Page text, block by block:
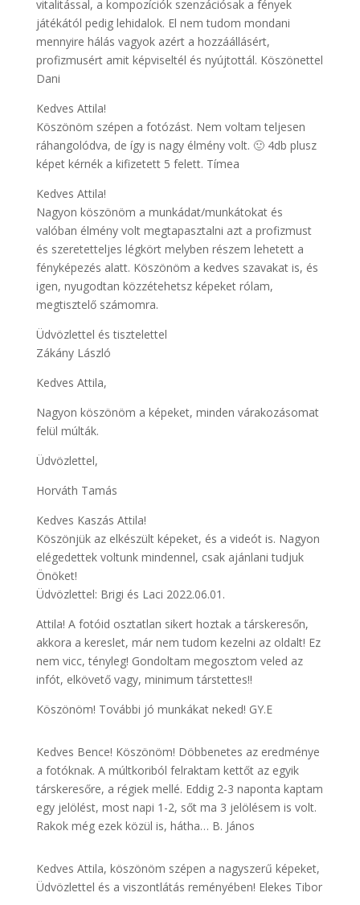
vitalitással, a kompozíciók szenzációsak a fények
játékától pedig lehidalok. El nem tudom mondani
mennyire hálás vagyok azért a hozzáállásért,
profizmusért amit képviseltél és nyújtottál. Köszönettel
Dani
Kedves Attila!
Köszönöm szépen a fotózást. Nem voltam teljesen
ráhangolódva, de így is nagy élmény volt. 🙂 4db plusz
képet kérnék a kifizetett 5 felett. Tímea
Kedves Attila!
Nagyon köszönöm a munkádat/munkátokat és
valóban élmény volt megtapasztalni azt a profizmust
és szeretetteljes légkört melyben részem lehetett a
fényképezés alatt. Köszönöm a kedves szavakat is, és
igen, nyugodtan közzétehetsz képeket rólam,
megtisztelő számomra.
Üdvözlettel és tisztelettel
Zákány László
Kedves Attila,
Nagyon köszönöm a képeket, minden várakozásomat
felül múlták.
Üdvözlettel,
Horváth Tamás
Kedves Kaszás Attila!
Köszönjük az elkészült képeket, és a videót is. Nagyon
elégedettek voltunk mindennel, csak ajánlani tudjuk
Önöket!
Üdvözlettel: Brigi és Laci 2022.06.01.
Attila! A fotóid osztatlan sikert hoztak a társkeresőn,
akkora a kereslet, már nem tudom kezelni az oldalt! Ez
nem vicc, tényleg! Gondoltam megosztom veled az
infót, elkövető vagy, minimum társtettes!!
Köszönöm! További jó munkákat neked! GY.E
Kedves Bence! Köszönöm! Döbbenetes az eredménye
a fotóknak. A múltkoriból felraktam kettőt az egyik
társkeresőre, a régiek mellé. Eddig 2-3 naponta kaptam
egy jelölést, most napi 1-2, sőt ma 3 jelölésem is volt.
Rakok még ezek közül is, hátha… B. János
Kedves Attila, köszönöm szépen a nagyszerű képeket,
Üdvözlettel és a viszontlátás reményében! Elekes Tibor